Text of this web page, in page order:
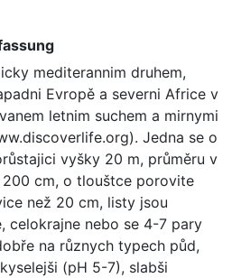
mediterannim druhem,
Evropě a severni Africe v
letnim suchem a mirnymi
Jedna se o
vyšky 20 m, průměru v
cm, o tlouštce porovite
než 20 cm, listy jsou
celokrajne nebo se 4-7 pary
na různych typech půd,
(pH 5-7), slabši